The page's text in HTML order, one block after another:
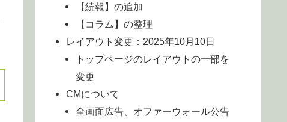
【続報】の追加
【コラム】の整理
レイアウト変更：2025年10月10日
トップページのレイアウトの一部を
変更
CMについて
全画面広告、オファーウォール公告